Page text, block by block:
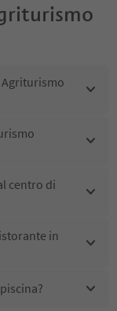
centro di
in